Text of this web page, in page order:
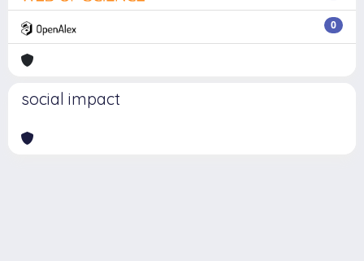
0
social impact